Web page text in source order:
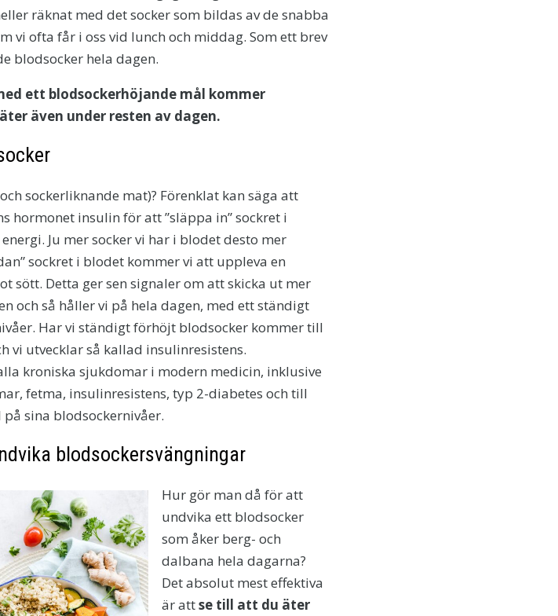
räknat med det socker som bildas av de snabba
vi ofta får i oss vid lunch och middag. Som ett brev
blodsocker hela dagen.
ett blodsockerhöjande mål kommer
även under resten av dagen.
sockerliknande mat)? Förenklat kan säga att
hormonet insulin för att ”släppa in” sockret i
Ju mer socker vi har i blodet desto mer
sockret i blodet kommer vi att uppleva en
sött. Detta ger sen signaler om att skicka ut mer
och så håller vi på hela dagen, med ett ständigt
Har vi ständigt förhöjt blodsocker kommer till
vi utvecklar så kallad insulinresistens.
kroniska sjukdomar i modern medicin, inklusive
fetma, insulinresistens, typ 2-diabetes och till
sina blodsockernivåer.
blodsockersvängningar
Hur gör man då för att
undvika ett blodsocker
som åker berg- och
dalbana hela dagarna?
Det absolut mest effektiva
är attse till att du äter